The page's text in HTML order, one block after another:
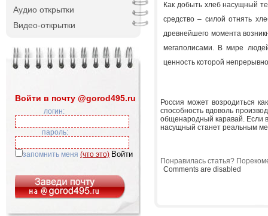
Аудио открытки
Видео-открытки
Войти в почту @gorod495.ru
логин:
пароль:
запомнить меня (что это)
Как добыть хлеб насущный
средство – силой отнять
древнейшего момента
мегаполисами. В мире
ценность которой
Россия может возродиться
способность вдоволь
общенародный каравай. Если
насущный станет реальным
Понравилась статья?
Comments are disabled